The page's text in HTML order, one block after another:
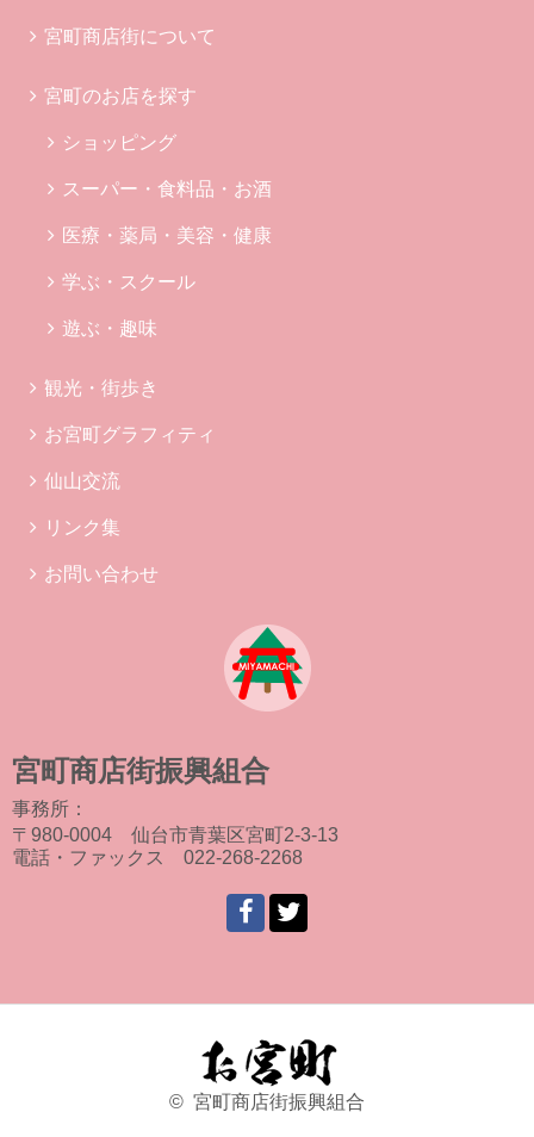
宮町商店街について
宮町のお店を探す
ショッピング
スーパー・食料品・お酒
医療・薬局・美容・健康
学ぶ・スクール
遊ぶ・趣味
観光・街歩き
お宮町グラフィティ
仙山交流
リンク集
お問い合わせ
宮町商店街振興組合
事務所：
〒980-0004 仙台市青葉区宮町2-3-13
電話・ファックス 022-268-2268
© 宮町商店街振興組合